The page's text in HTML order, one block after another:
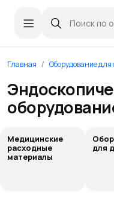
Главная Оборудование для
Медицинские
расходные
материалы
для